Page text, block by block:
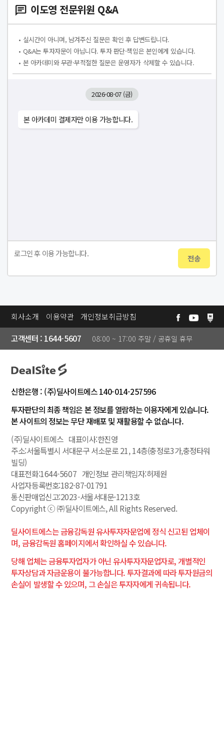
chat 이도영 전문위원 Q&A
• 실시간이 아니며, 남겨주신 질문은 확인 후 답변드립니다.
• Q&A는 투자자문이 아닙니다. 투자 판단·책임은 본인에게 있습니다.
• 본 아카데미와 무관·부적절한 질문은 운영자가 삭제할 수 있습니다.
2026-08-07 (금)
본 아카데미 결제자만 이용 가능합니다.
전송
회사소개 이용약관 개인정보취급방침
고객센터 : 1644-5607 08:00 ~ 17:00 주말 / 공휴일 휴무
신한은행 : (주)딜사이트에스 140-014-257596
투자판단의 최종 책임은 본 정보를 열람하는 이용자에게 있습니다.
본 사이트의 정보는 무단 재배포 및 재활용할 수 없습니다.
(주)딜사이트에스 대표이사:한진영
주소:서울특별시 서대문구 서소문로 21, 14층(충정로3가,충정타워
빌딩)
대표전화:1644-5607 개인정보 관리책임자:허제원
사업자등록번호:182-87-01791
통신판매업신고:2023-서울서대문-1213호
Copyright ⓒ ㈜딜사이트에스, All Rights Reserved.
딜사이트에스는 금융감독원 유사투자자문업에 정식 신고된 업체이
며, 금융감독원 홈페이지에서 확인하실 수 있습니다.
당해 업체는 금융투자업자가 아닌 유사투자자문업자로, 개별적인
투자상담과 자금운용이 불가능합니다. 투자결과에 따라 투자원금의
손실이 발생할 수 있으며, 그 손실은 투자자에게 귀속됩니다.